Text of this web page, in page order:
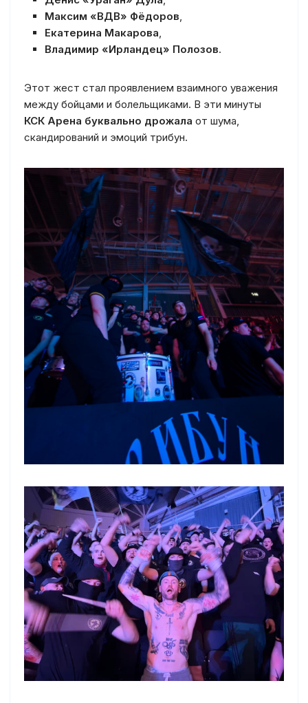
Максим «ВДВ» Фёдоров,
Екатерина Макарова,
Владимир «Ирландец» Полозов.
Этот жест стал проявлением взаимного уважения
между бойцами и болельщиками. В эти минуты
КСК Арена буквально дрожала от шума,
скандирований и эмоций трибун.